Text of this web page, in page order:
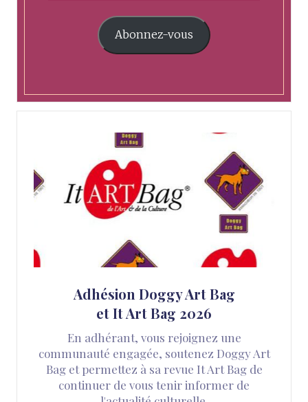
Abonnez-vous
Adhésion Doggy Art Bag
et It Art Bag 2026
En adhérant, vous rejoignez une
communauté engagée, soutenez Doggy Art
Bag et permettez à sa revue It Art Bag de
continuer de vous tenir informer de